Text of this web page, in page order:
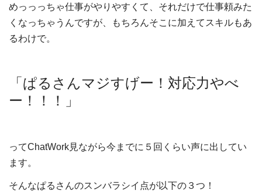
めっっっちゃ仕事がやりやすくて、それだけで仕事頼みた
くなっちゃうんですが、もちろんそこに加えてスキルもあ
るわけで。
「ぱるさんマジすげー！対応力やべ
ー！！！」
ってChatWork見ながら今までに５回くらい声に出してい
ます。
そんなぱるさんのスンバラシイ点が以下の３つ！